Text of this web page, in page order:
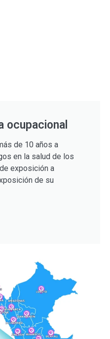
ocupacional
de 10 años a
en la salud de los
exposición a
de su